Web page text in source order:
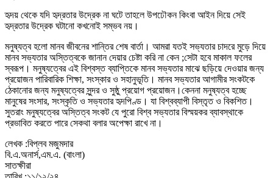
হৃদয় থেকে যদি হৃদ্রতার উদ্রেক না ঘটে তাহলে উপঢৌকন কিংবা আইন দিয়ে সেই
হৃদ্রতার উদ্রেক ঘটানো কখনোই সম্ভব নয়।
মনুষ্যত্ব হলো মানব জীবনের শান্তির শেষ বার্তা। আমরা যতই সভ্যতার চাদরে মুড়ে দিয়ে
মানব সভ্যতার অস্তিত্বকে জানান দেয়ার চেষ্টা করি না কেন ;সেটা হবে মাকাল ফলের
স্বরূপ। মনুষ্যত্বের এই বিশ্বস্ত ব্যাপ্তিকে মানব সভ্যতার মাঝে ছড়িয়ে দেওয়ার জন্য
প্রয়োজন পারিবারিক শিক্ষা, সংস্কার ও সহানুভূতি। মানব সভ্যতার আগামীর সংকটকে
ঠেকানোর জন্য মনুষ্যত্বের সুন্দর ও সুষ্ঠু প্রয়োগ প্রয়োজন।কেননা মনুষ্যত্ব হচ্ছে
মানুষের সংসার, সংস্কৃতি ও সভ্যতার হৃদপিণ্ড। যা বিশ্বব্যাপী বিস্তৃত ও বিকশিত।
সুতরাং মনুষ্যত্বের অস্তিত্ব সংকট যে পুরো বিশ্ব সভ্যতার বিস্ময়কর ব্যাবস্থাকে
প্রভাবিত করতে পারে সেকথা বলার অপেক্ষা রাখে না।
লেখক :বিপ্লব মজুমদার
বি.এ.অনার্স,এম.এ. (বাংলা)
সাতক্ষীরা